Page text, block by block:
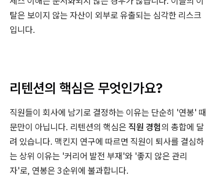
탈은 보이지 않는 자산이 외부로 유출되는 심각한 리스크
입니다.
리텐션의 핵심은 무엇인가요?
직원들이 회사에 남기로 결정하는 이유는 단순히 '연봉' 때
문만이 아닙니다. 리텐션의 핵심은 직원 경험의 총합에 달
려 있습니다. 맥킨지 연구에 따르면 직원이 퇴사를 결심하
는 상위 이유는 '커리어 발전 부재'와 '좋지 않은 관리
자'로, 연봉은 3순위에 불과합니다.